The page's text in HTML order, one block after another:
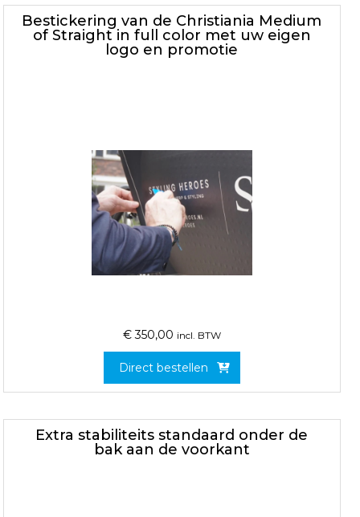
Bestickering van de Christiania Medium
of Straight in full color met uw eigen
logo en promotie
€ 350,00 incl. BTW
Direct bestellen
Extra stabiliteits standaard onder de
bak aan de voorkant